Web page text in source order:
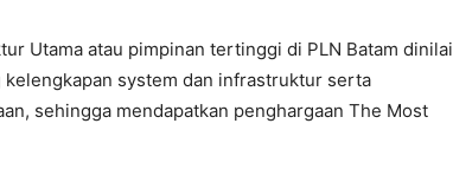
Utama atau pimpinan tertinggi di PLN Batam dinilai
system dan infrastruktur serta
sehingga mendapatkan penghargaan The Most